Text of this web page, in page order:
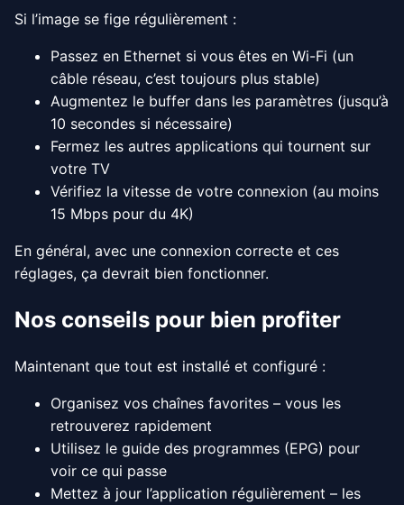
Si l’image se fige régulièrement :
Passez en Ethernet si vous êtes en Wi-Fi (un
câble réseau, c’est toujours plus stable)
Augmentez le buffer dans les paramètres (jusqu’à
10 secondes si nécessaire)
Fermez les autres applications qui tournent sur
votre TV
Vérifiez la vitesse de votre connexion (au moins
15 Mbps pour du 4K)
En général, avec une connexion correcte et ces
réglages, ça devrait bien fonctionner.
Nos conseils pour bien profiter
Maintenant que tout est installé et configuré :
Organisez vos chaînes favorites – vous les
retrouverez rapidement
Utilisez le guide des programmes (EPG) pour
voir ce qui passe
Mettez à jour l’application régulièrement – les